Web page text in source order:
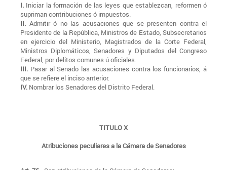
I. Iniciar la formación de las leyes que establezcan, reformen ó
supriman contribuciones ó impuestos.
II. Admitir ó no las acusaciones que se presenten contra el
Presidente de la República, Ministros de Estado, Subsecretarios
en ejercicio del Ministerio, Magistrados de la Corte Federal,
Ministros Diplomáticos, Senadores y Diputados del Congreso
Federal, por delitos comunes ú oficiales.
III. Pasar al Senado las acusaciones contra los funcionarios, á
que se refiere el inciso anterior.
IV. Nombrar los Senadores del Distrito Federal.
TITULO X
Atribuciones peculiares a la Cámara de Senadores